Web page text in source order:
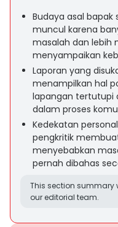
Budaya asal
muncul karena
masalah dan lebih
menyampaikan
Laporan yang
menampilkan hal
lapangan tertutupi
dalam proses
Kedekatan
pengkritik
menyebabkan
pernah dibahas
This section summary
our editorial team.